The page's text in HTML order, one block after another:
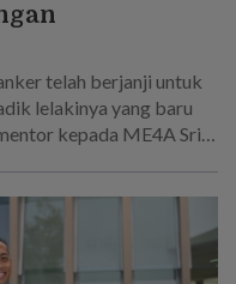
telah berjanji untuk
lelakinya yang baru
kepada ME4A Sri